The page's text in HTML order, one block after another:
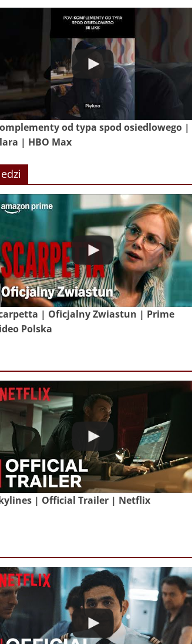
od typa spod osiedlowego |
| HBO Max
| Oficjalny Zwiastun | Prime
Polska
| Official Trailer | Netflix